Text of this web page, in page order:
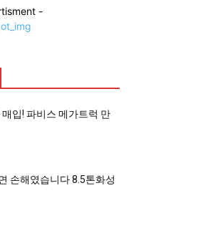
-
입! 파비스 메가트럭 만
손해였습니다 8.5톤화성